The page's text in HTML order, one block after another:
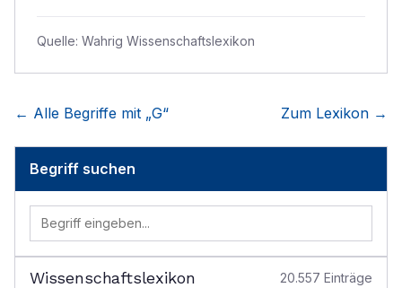
Quelle: Wahrig Wissenschaftslexikon
← Alle Begriffe mit „G“ Zum Lexikon →
Begriff suchen
Wissenschaftslexikon 20.557 Einträge